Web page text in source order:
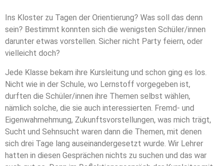
Ins Kloster zu Tagen der Orientierung? Was soll das denn
sein? Bestimmt konnten sich die wenigsten Schüler/innen
darunter etwas vorstellen. Sicher nicht Party feiern, oder
vielleicht doch?
Jede Klasse bekam ihre Kursleitung und schon ging es los.
Nicht wie in der Schule, wo Lernstoff vorgegeben ist,
durften die Schüler/innen ihre Themen selbst wählen,
nämlich solche, die sie auch interessierten. Fremd- und
Eigenwahrnehmung, Zukunftsvorstellungen, was mich trägt,
Sucht und Sehnsucht waren dann die Themen, mit denen
sich drei Tage lang auseinandergesetzt wurde. Wir Lehrer
hatten in diesen Gesprächen nichts zu suchen und das war